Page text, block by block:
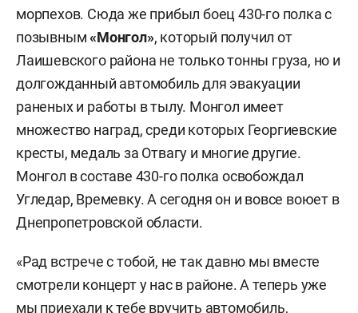
морпехов. Сюда же прибыл боец 430-го полка с
позывным«Монгол», который получил от
Лаишевского района не только тонны груза, но и
долгожданный автомобиль для эвакуации
раненых и работы в тылу. Монгол имеет
множество наград, среди которых Георгиевские
кресты, медаль за Отвагу и многие другие.
Монгол в составе 430-го полка освобождал
Угледар, Времевку. А сегодня он и вовсе воюет в
Днепропетровской области.
«Рад встрече с тобой, не так давно мы вместе
смотрели концерт у нас в районе. А теперь уже
мы приехали к тебе вручить автомобиль,